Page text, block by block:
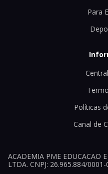
Para
Políticas
Canal de
ACADEMIA PME EDUCACAO
LTDA. CNPJ: 26.965.884/0001-